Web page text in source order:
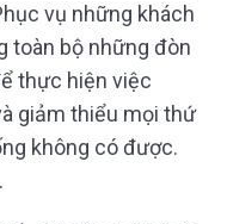
vụ những khách
toàn bộ những đòn
thực hiện việc
giảm thiểu mọi thứ
không có được.